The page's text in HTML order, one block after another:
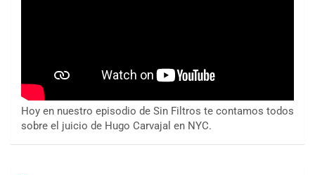
Hoy en nuestro episodio de Sin Filtros te contamos todos
sobre el juicio de Hugo Carvajal en NYC.